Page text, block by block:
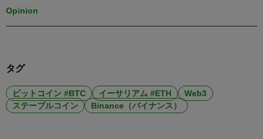
Opinion
タグ
ビットコイン #BTC イーサリアム #ETH
Web3
ステーブルコイン
Binance（バイナンス）